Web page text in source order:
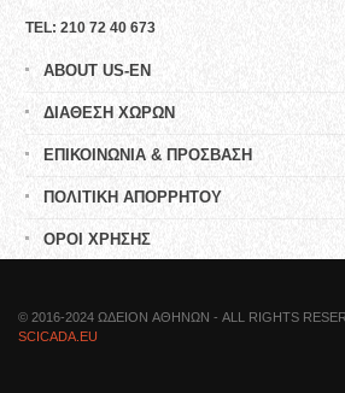
TEL: 210 72 40 673
ABOUT US-EN
ΔΙΑΘΕΣΗ ΧΩΡΩΝ
ΕΠΙΚΟΙΝΩΝΙΑ & ΠΡΟΣΒΑΣΗ
ΠΟΛΙΤΙΚΗ ΑΠΟΡΡΗΤΟΥ
ΟΡΟΙ ΧΡΗΣΗΣ
© 2016-2024 ΩΔΕΙΟN ΑΘΗΝΩΝ - ALL RIGHTS
SCICADA.EU